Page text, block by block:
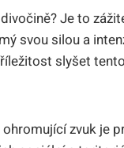
Je to
svou silou a
slyšet
zvuk je